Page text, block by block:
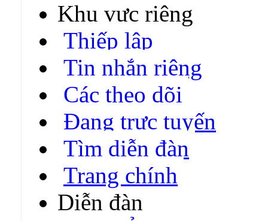
Khu vực riêng
Thiếp lập
Tin nhắn riêng
Các theo dõi
Đang trực tuyến
Tìm diễn đàn
Trang chính
Diễn đàn